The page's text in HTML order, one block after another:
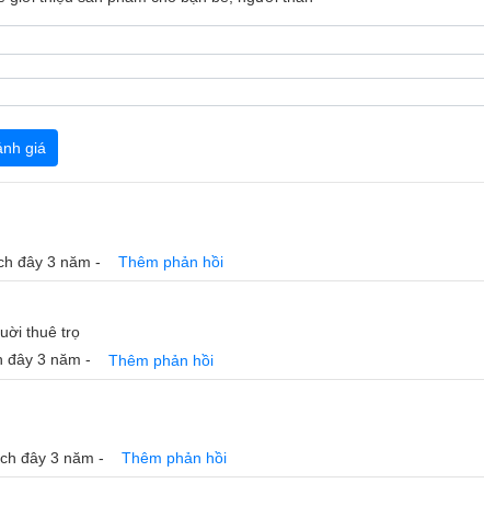
giá
đây 3 năm - Thêm phản hồi
thuê trọ
đây 3 năm - Thêm phản hồi
đây 3 năm - Thêm phản hồi